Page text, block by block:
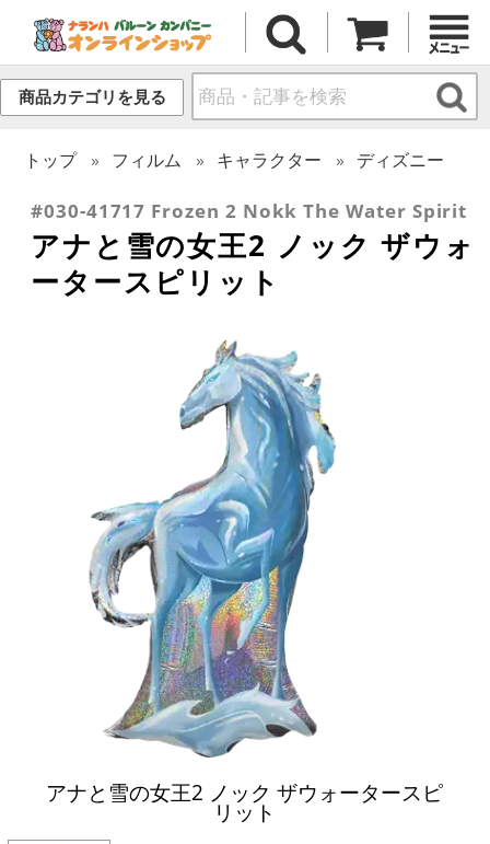
商品カテゴリを見る
トップ フィルム キャラクター ディズニー
#030-41717 Frozen 2 Nokk The Water Spirit
アナと雪の女王2 ノック ザウォ
ータースピリット
アナと雪の女王2 ノック ザウォータースピ
リット